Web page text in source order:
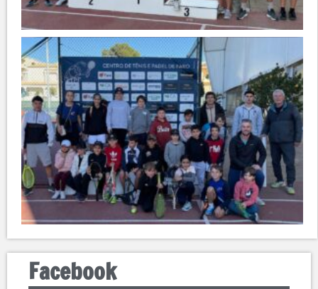
Facebook